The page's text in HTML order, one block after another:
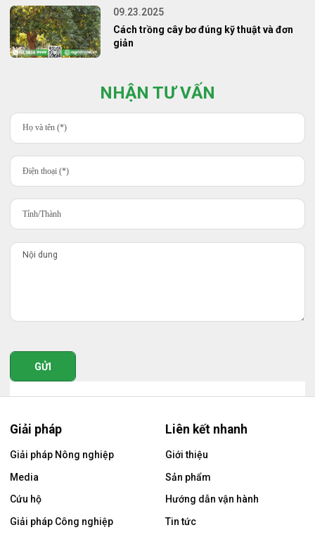
09.23.2025
Cách trồng cây bơ đúng kỹ thuật và đơn
giản
NHẬN TƯ VẤN
GỬI
Giải pháp
Giải pháp Nông nghiệp
Media
Cứu hộ
Giải pháp Công nghiệp
Liên kết nhanh
Giới thiệu
Sản phẩm
Hướng dẫn vận hành
Tin tức